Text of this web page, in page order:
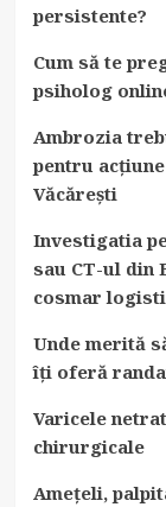
persistente?
Cum să te
psiholog
Ambrozia
pentru
Văcărești
Investigatia
sau CT-ul din
cosmar
Unde merită
îți oferă
Varicele
chirurgicale
Amețeli,